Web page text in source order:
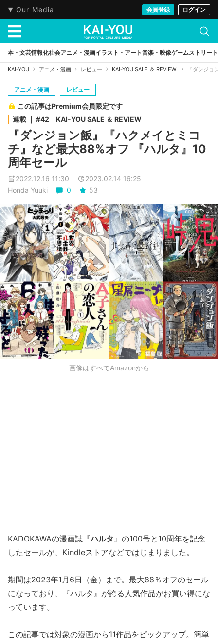
Our Media 会員登録 ログイン
本・文芸情報化社会アニメ・漫画イラスト・アート音楽・映像ゲームストリート
KAI-YOU アニメ・漫画 レビュー KAI-YOU SALE ＆ REVIEW 『ダンジ
アニメ・漫画 レビュー
この記事はPremium会員限定です
連載 ｜ #42 KAI-YOU SALE ＆ REVIEW
『ダンジョン飯』『ハクメイとミコ
チ』など最大88%オフ 『ハルタ』10
周年セール
2022.12.16 11:30
2023.02.14 16:25
Honda Yuuki
0 53
画像はすべてAmazonから
KADOKAWAの漫画誌『ハルタ 』の100号と10周年を記念
したセールが、Kindleストアなどではじまりました。
期間は2023年1月6日（金）まで。最大88％オフのセール
になっており、『ハルタ』が誇る人気作品がお買い得にな
っています。
この記事では対象の漫画から11作品をピックアップ。簡単